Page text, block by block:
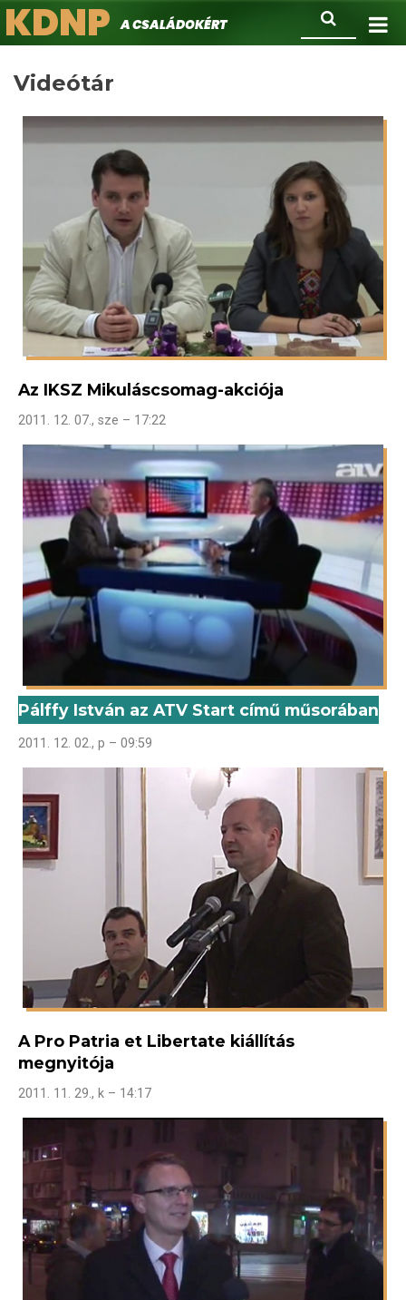
Ugrás
a
Keresés
KDNPA családokért.
Videótár
Az IKSZ Mikuláscsomag-akciója
2011. 12. 07., sze – 17:22
Pálffy István az ATV Start című műsorában
2011. 12. 02., p – 09:59
A Pro Patria et Libertate kiállítás
megnyitója
2011. 11. 29., k – 14:17